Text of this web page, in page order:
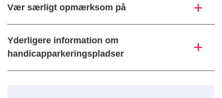
Vær særligt opmærksom på
Yderligere information om
handicapparkeringspladser